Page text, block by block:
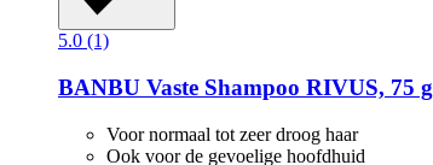
5.0 (1)
BANBU Vaste Shampoo RIVUS, 75 g
Voor normaal tot zeer droog haar
Ook voor de gevoelige hoofdhuid